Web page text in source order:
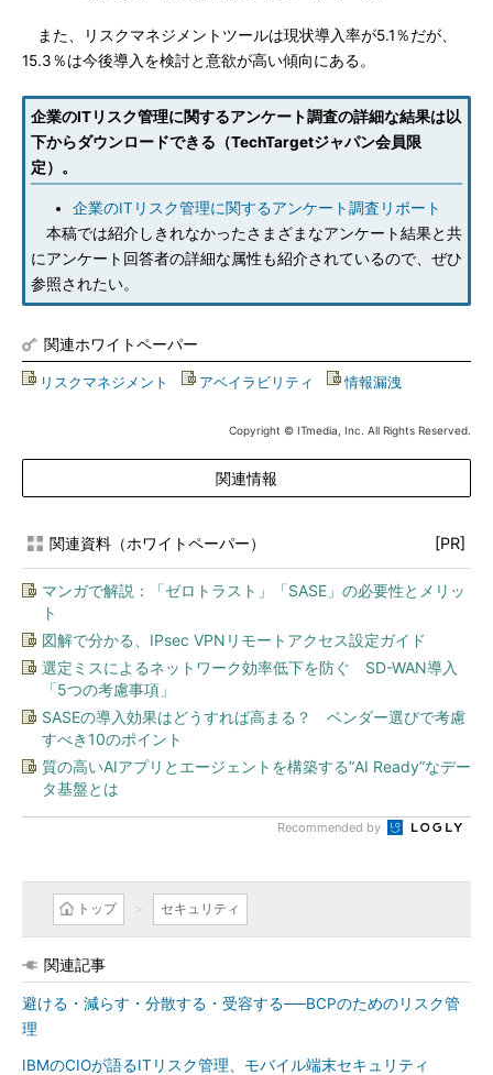
また、リスクマネジメントツールは現状導入率が5.1％だが、
15.3％は今後導入を検討と意欲が高い傾向にある。
企業のITリスク管理に関するアンケート調査の詳細な結果は以
下からダウンロードできる（TechTargetジャパン会員限
定）。
企業のITリスク管理に関するアンケート調査リポート
本稿では紹介しきれなかったさまざまなアンケート結果と共
にアンケート回答者の詳細な属性も紹介されているので、ぜひ
参照されたい。
関連ホワイトペーパー
リスクマネジメント アベイラビリティ 情報漏洩
Copyright © ITmedia, Inc. All Rights Reserved.
関連情報
関連資料（ホワイトペーパー） [PR]
マンガで解説：「ゼロトラスト」「SASE」の必要性とメリッ
ト
図解で分かる、IPsec VPNリモートアクセス設定ガイド
選定ミスによるネットワーク効率低下を防ぐ SD-WAN導入
「5つの考慮事項」
SASEの導入効果はどうすれば高まる？ ベンダー選びで考慮
すべき10のポイント
質の高いAIアプリとエージェントを構築する“AI Ready”なデー
タ基盤とは
Recommended by
トップ セキュリティ
関連記事
避ける・減らす・分散する・受容する──BCPのためのリスク管
理
IBMのCIOが語るITリスク管理、モバイル端末セキュリティ